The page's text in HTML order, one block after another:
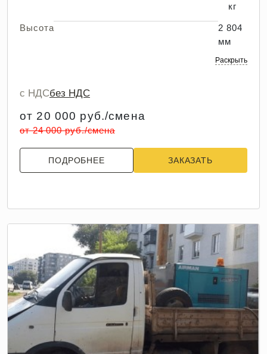
кг
Высота
2 804
мм
Раскрыть
с НДСбез НДС
от 20 000 руб./смена
от 24 000 руб./смена
ПОДРОБНЕЕ ЗАКАЗАТЬ